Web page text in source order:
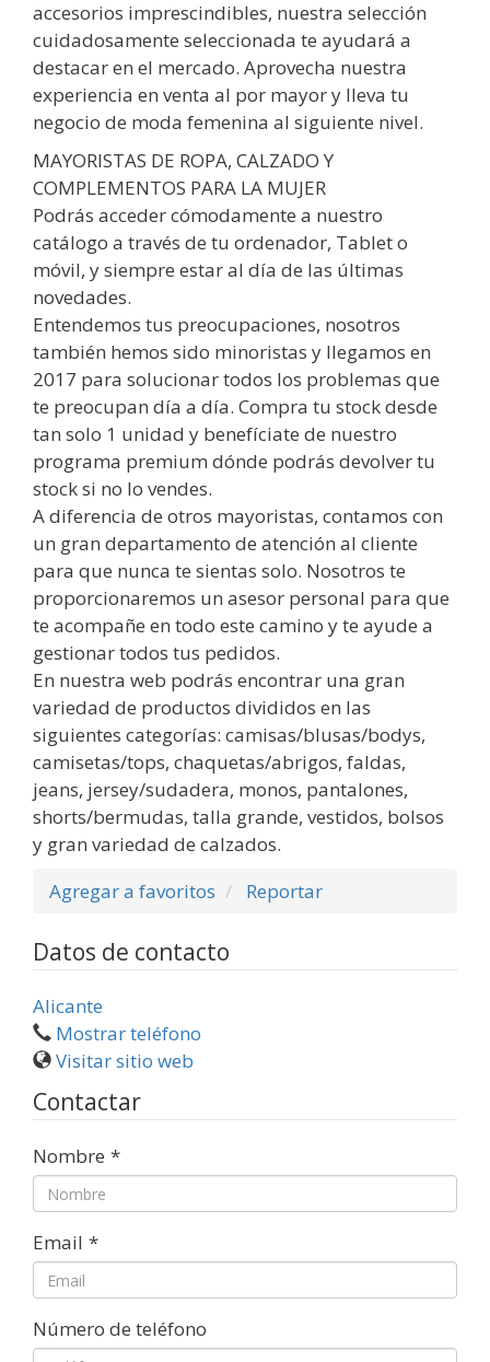
accesorios imprescindibles, nuestra selección
cuidadosamente seleccionada te ayudará a
destacar en el mercado. Aprovecha nuestra
experiencia en venta al por mayor y lleva tu
negocio de moda femenina al siguiente nivel.
MAYORISTAS DE ROPA, CALZADO Y
COMPLEMENTOS PARA LA MUJER
Podrás acceder cómodamente a nuestro
catálogo a través de tu ordenador, Tablet o
móvil, y siempre estar al día de las últimas
novedades.
Entendemos tus preocupaciones, nosotros
también hemos sido minoristas y llegamos en
2017 para solucionar todos los problemas que
te preocupan día a día. Compra tu stock desde
tan solo 1 unidad y benefíciate de nuestro
programa premium dónde podrás devolver tu
stock si no lo vendes.
A diferencia de otros mayoristas, contamos con
un gran departamento de atención al cliente
para que nunca te sientas solo. Nosotros te
proporcionaremos un asesor personal para que
te acompañe en todo este camino y te ayude a
gestionar todos tus pedidos.
En nuestra web podrás encontrar una gran
variedad de productos divididos en las
siguientes categorías: camisas/blusas/bodys,
camisetas/tops, chaquetas/abrigos, faldas,
jeans, jersey/sudadera, monos, pantalones,
shorts/bermudas, talla grande, vestidos, bolsos
y gran variedad de calzados.
Agregar a favoritos
Reportar
Datos de contacto
Alicante
Mostrar teléfono
Visitar sitio web
Contactar
Nombre *
Email *
Número de teléfono